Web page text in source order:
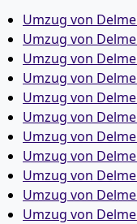
Umzug von
Umzug von
Umzug von
Umzug von
Umzug von
Umzug von
Umzug von
Umzug von
Umzug von
Umzug von
Umzug von